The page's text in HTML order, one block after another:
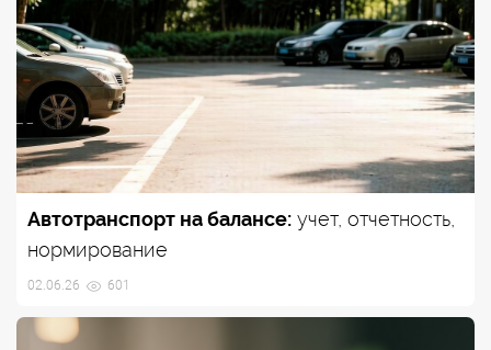
Автотранспорт на балансе: учет, отчетность,
нормирование
02.06.26 601